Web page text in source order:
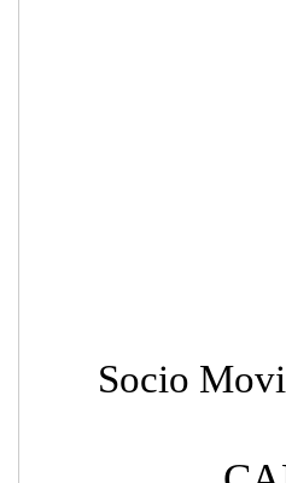
Socio